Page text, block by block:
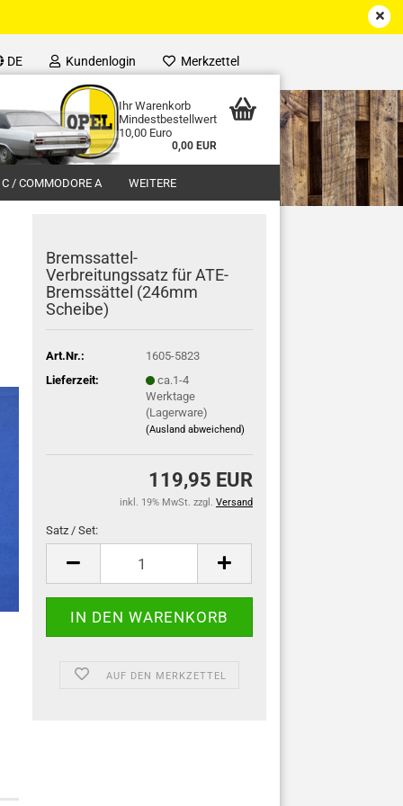
DE Kundenlogin Merkzettel
Ihr Warenkorb
Mindestbestellwert
10,00 Euro
0,00 EUR
C / COMMODORE A WEITERE
Bremssattel-
Verbreitungssatz für ATE-
Bremssättel (246mm
Scheibe)
Art.Nr.:
1605-5823
Lieferzeit:
ca.1-4
Werktage
(Lagerware)
(Ausland abweichend)
119,95 EUR
inkl. 19% MwSt. zzgl. Versand
Satz / Set:
Satz
AUF DEN MERKZETTEL